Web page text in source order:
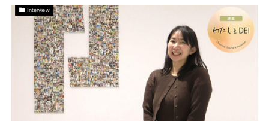
Interview